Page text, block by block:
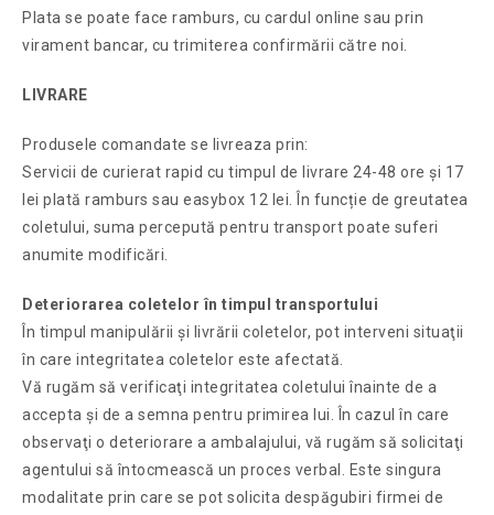
Plata se poate face ramburs, cu cardul online sau prin
virament bancar, cu trimiterea confirmării către noi.
LIVRARE
Produsele comandate se livreaza prin:
Servicii de curierat rapid cu timpul de livrare 24-48 ore și 17
lei plată ramburs sau easybox 12 lei. În funcție de greutatea
coletului, suma percepută pentru transport poate suferi
anumite modificări.
Deteriorarea coletelor în timpul transportului
În timpul manipulării şi livrării coletelor, pot interveni situaţii
în care integritatea coletelor este afectată.
Vă rugăm să verificaţi integritatea coletului înainte de a
accepta şi de a semna pentru primirea lui. În cazul în care
observaţi o deteriorare a ambalajului, vă rugăm să solicitaţi
agentului să întocmească un proces verbal. Este singura
modalitate prin care se pot solicita despăgubiri firmei de